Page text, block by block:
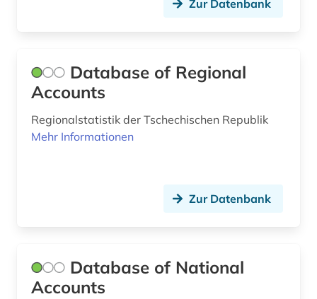
Zur Datenbank
Database of Regional
Accounts
Regionalstatistik der Tschechischen Republik
Mehr Informationen
Zur Datenbank
Database of National
Accounts